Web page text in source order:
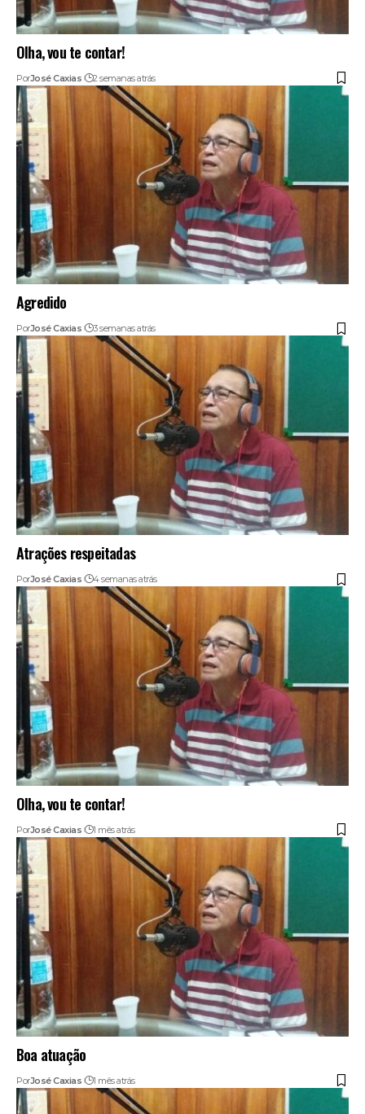
Olha, vou te contar!
PorJosé Caxias 2 semanas atrás
Agredido
PorJosé Caxias 3 semanas atrás
Atrações respeitadas
PorJosé Caxias 4 semanas atrás
Olha, vou te contar!
PorJosé Caxias 1 mês atrás
Boa atuação
PorJosé Caxias 1 mês atrás